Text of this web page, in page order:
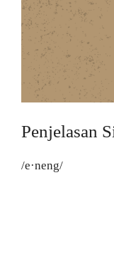
Penjelasan
/e·neng/